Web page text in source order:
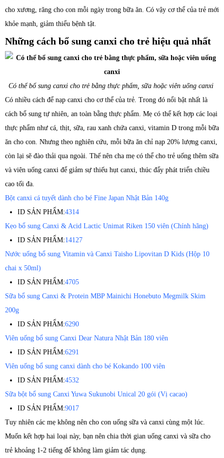
cho xương, răng cho con mỗi ngày trong bữa ăn. Có vậy cơ thể của trẻ mới
khỏe mạnh, giảm thiểu bệnh tật.
Những cách bổ sung canxi cho trẻ hiệu quả nhất
Có thể bổ sung canxi cho trẻ bằng thực phẩm, sữa hoặc viên uống canxi
Có nhiều cách để nạp canxi cho cơ thể của trẻ. Trong đó nổi bật nhất là
cách bổ sung tự nhiên, an toàn bằng thực phẩm. Mẹ có thể kết hợp các loại
thực phẩm như cá, thịt, sữa, rau xanh chứa canxi, vitamin D trong mỗi bữa
ăn cho con. Nhưng theo nghiên cứu, mỗi bữa ăn chỉ nạp 20% lượng canxi,
còn lại sẽ đào thải qua ngoài. Thế nên cha mẹ có thể cho trẻ uống thêm sữa
và viên uống canxi để giảm sự thiếu hụt canxi, thúc đẩy phát triển chiều
cao tối đa.
Bột canxi cá tuyết dành cho bé Fine Japan Nhật Bản 140g
ID SẢN PHẨM:4314
Kẹo bổ sung Canxi & Acid Lactic Unimat Riken 150 viên (Chính hãng)
ID SẢN PHẨM:14127
Nước uống bổ sung Vitamin và Canxi Taisho Lipovitan D Kids (Hộp 10
chai x 50ml)
ID SẢN PHẨM:4705
Sữa bổ sung Canxi & Protein MBP Mainichi Honebuto Megmilk Skim
200g
ID SẢN PHẨM:6290
Viên uống bổ sung Canxi Dear Natura Nhật Bản 180 viên
ID SẢN PHẨM:6291
Viên uống bổ sung canxi dành cho bé Kokando 100 viên
ID SẢN PHẨM:4532
Sữa bột bổ sung Canxi Yuwa Sukunobi Unical 20 gói (Vị cacao)
ID SẢN PHẨM:9017
Tuy nhiên các mẹ không nên cho con uống sữa và canxi cùng một lúc.
Muốn kết hợp hai loại này, bạn nên chia thời gian uống canxi và sữa cho
trẻ khoảng 1-2 tiếng để không làm giảm tác dụng.